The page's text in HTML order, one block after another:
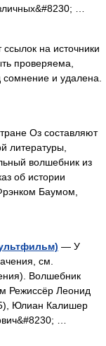
…
на источники
проверяема,
и удалена.
Оз составляют
литературы,
волшебник из
об истории
Баумом,
— У
см.
Волшебник
Режиссёр Леонид
Юлиан Калишер
…